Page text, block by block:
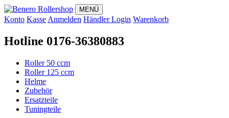
MENÜ
Konto Kasse Anmelden Händler Login Warenkorb
Hotline 0176-36380883
Roller 50 ccm
Roller 125 ccm
Helme
Zubehör
Ersatzteile
Tuningteile